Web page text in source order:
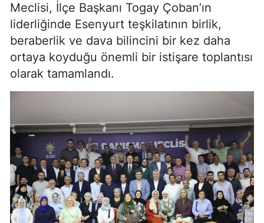
Meclisi, İlçe Başkanı Togay Çoban’ın
liderliğinde Esenyurt teşkilatının birlik,
beraberlik ve dava bilincini bir kez daha
ortaya koyduğu önemli bir istişare toplantısı
olarak tamamlandı.